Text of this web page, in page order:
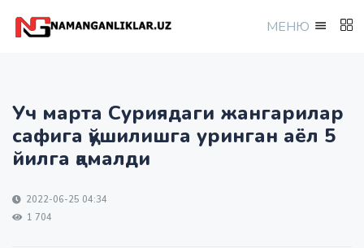
МEНЮ
Уч марта Суриядаги жангарилар
сафига қўшилишга уринган аёл 5
йилга қамалди
2022-06-25 04:34
1 704